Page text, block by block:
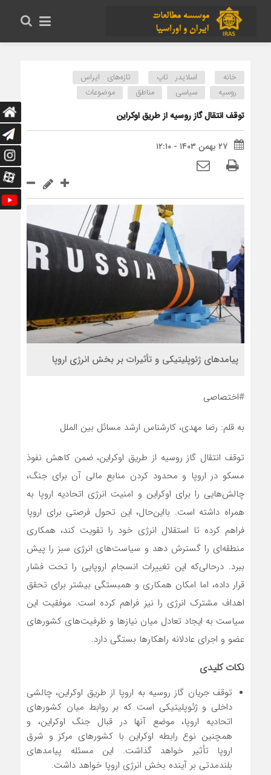
خانه اسلایدر تاپ
تازه‌های ایراس
روسیه
سیاسی مناطق موضوعات
توقف انتقال گاز روسیه از طریق اوکراین
۲۷ بهمن ۱۴۰۳ - ۱۲:۱۰
پیامدهای ژئوپلیتیکی و تأثیرات بر بخش انرژی اروپا
#اختصاصی
به قلم: رضا مهدی، کارشناس ارشد مسائل بین الملل
توقف انتقال گاز روسیه از طریق اوکراین، ضمن کاهش نفوذ
مسکو در اروپا و محدود کردن منابع مالی آن برای جنگ،
چالش‌هایی را برای اوکراین و امنیت انرژی اتحادیه اروپا به
همراه داشته است. بااین‌حال، این تحول فرصتی برای اروپا
فراهم کرده تا استقلال انرژی خود را تقویت کند، همکاری
منطقه‌ای را گسترش دهد و سیاست‌های انرژی سبز را پیش
ببرد. درحالی‌که این تغییرات انسجام اروپایی را تحت فشار
قرار داده، اما امکان همکاری و همبستگی بیشتر برای تحقق
اهداف مشترک انرژی را نیز فراهم کرده است. موفقیت این
سیاست به ایجاد تعادل میان نیازها و ظرفیت‌های کشورهای
عضو و اجرای عادلانه راهکارها بستگی دارد.
نکات کلیدی
توقف جریان گاز روسیه به اروپا از طریق اوکراین، چالشی
داخلی و ژئوپلیتیکی است که بر روابط میان کشورهای
اتحادیه اروپا، موضع آنها در قبال جنگ اوکراین، و
همچنین نوع رابطه اوکراین با کشورهای مرکز و شرق
اروپا تأثیر خواهد گذاشت. این مسئله پیامدهای
بلندمدتی بر آینده بخش انرژی اروپا خواهد داشت.